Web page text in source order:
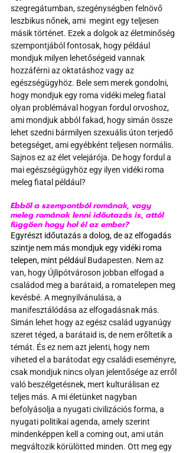
szegregátumban, szegénységben felnövő
leszbikus nőnek, ami  megint egy teljesen
másik történet. Ezek a dolgok az életminőség
szempontjából fontosak, hogy például
mondjuk milyen lehetőségeid vannak
hozzáférni az oktatáshoz vagy az
egészségügyhöz. Bele sem merek gondolni,
hogy mondjuk egy roma vidéki meleg fiatal
olyan problémával hogyan fordul orvoshoz,
ami mondjuk abból fakad, hogy simán össze
lehet szedni bármilyen szexuális úton terjedő
betegséget, ami egyébként teljesen normális.
Sajnos ez az élet velejárója. De hogy fordul a
mai egészségügyhöz egy ilyen vidéki roma
meleg fiatal például?
Ebből a szempontból romának, vagy
meleg romának lenni időutazás is, attól
függően hogy hol él az ember?
Egyrészt időutazás a dolog, de az elfogadás
szintje nem más mondjuk egy vidéki roma
telepen, mint például Budapesten. Nem az
van, hogy Újlipótvároson jobban elfogad a
családod meg a barátaid, a romatelepen meg
kevésbé. A megnyilvánulása, a
manifesztálódása az elfogadásnak más.
Simán lehet hogy az egész család ugyanúgy
szeret téged, a barátaid is, de nem erőltetik a
témát. És ez nem azt jelenti, hogy nem
viheted el a barátodat egy családi eseményre,
csak mondjuk nincs olyan jelentősége az erről
való beszélgetésnek, mert kulturálisan ez
teljes más. A mi életünket nagyban
befolyásolja a nyugati civilizációs forma, a
nyugati politikai agenda, amely szerint
mindenképpen kell a coming out, ami után
megváltozik körülötted minden. Ott meg egy